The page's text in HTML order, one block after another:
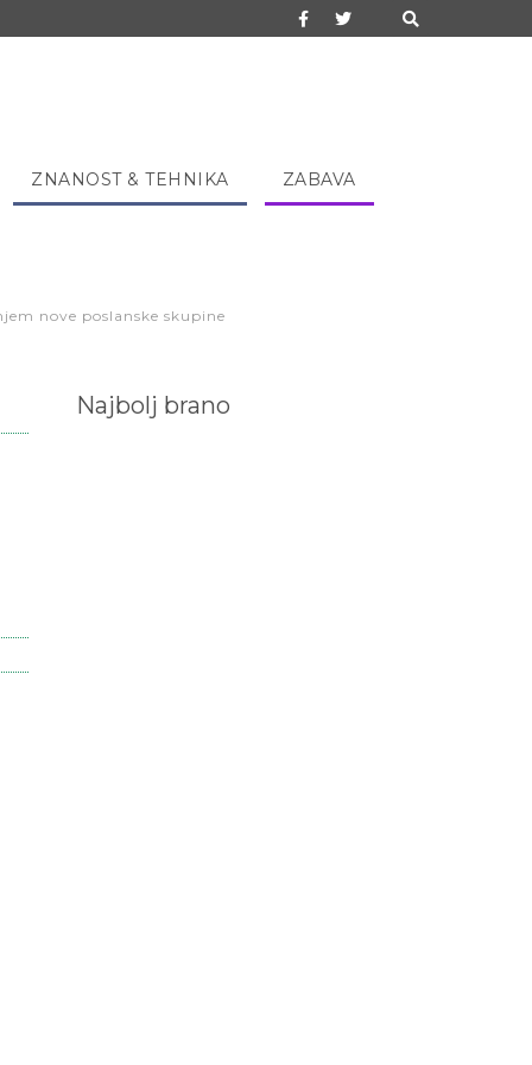
ZNANOST & TEHNIKA ZABAVA
nove poslanske skupine
Najbolj brano